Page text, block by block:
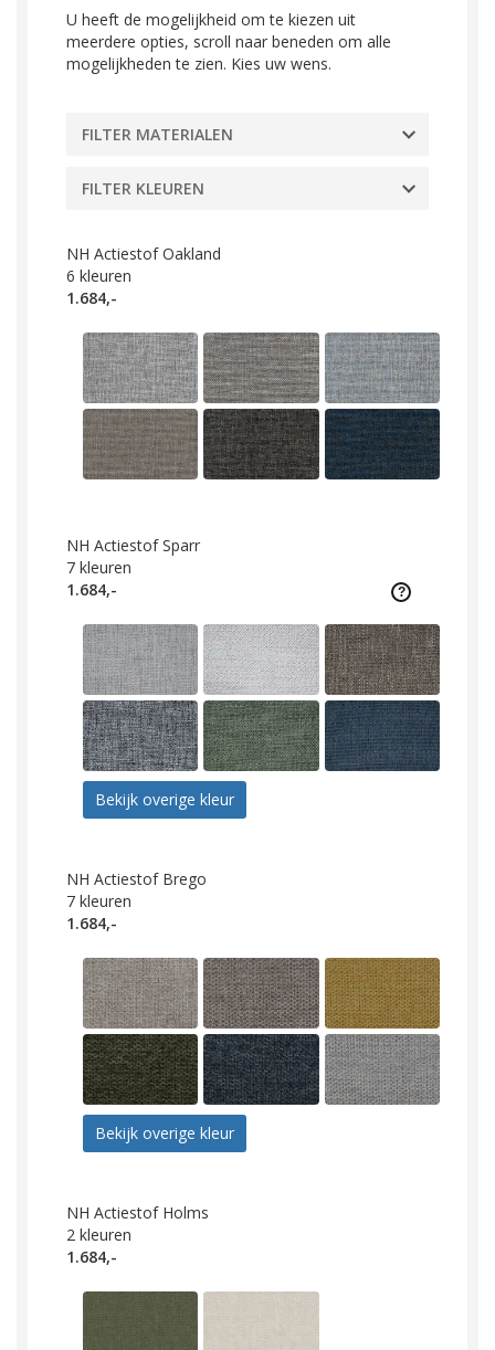
U heeft de mogelijkheid om te kiezen uit
meerdere opties, scroll naar beneden om alle
mogelijkheden te zien. Kies uw wens.
FILTER MATERIALEN
FILTER KLEUREN
NH Actiestof Oakland
6 kleuren
1.684,-
NH Actiestof Sparr
7 kleuren
1.684,-
Bekijk overige kleur
NH Actiestof Brego
7 kleuren
1.684,-
Bekijk overige kleur
NH Actiestof Holms
2 kleuren
1.684,-